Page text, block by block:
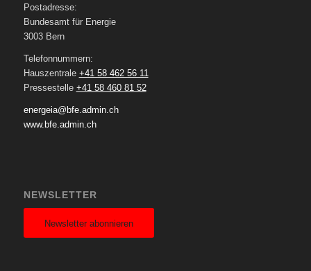
Postadresse:
Bundesamt für Energie
3003 Bern
Telefonnummern:
Hauszentrale +41 58 462 56 11
Pressestelle +41 58 460 81 52
energeia@bfe.admin.ch
www.bfe.admin.ch
NEWSLETTER
Newsletter abonnieren